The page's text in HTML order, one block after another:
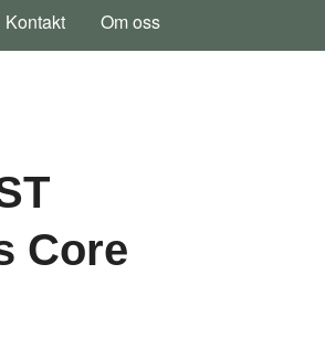
Kontakt Om oss
Core